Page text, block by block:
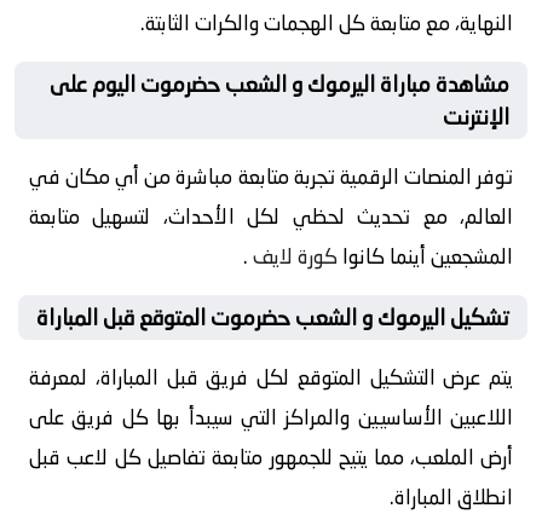
النهاية، مع متابعة كل الهجمات والكرات الثابتة.
مشاهدة مباراة اليرموك و الشعب حضرموت اليوم على
الإنترنت
توفر المنصات الرقمية تجربة متابعة مباشرة من أي مكان في
العالم، مع تحديث لحظي لكل الأحداث، لتسهيل متابعة
المشجعين أينما كانواكورة لايف.
تشكيل اليرموك و الشعب حضرموت المتوقع قبل المباراة
يتم عرض التشكيل المتوقع لكل فريق قبل المباراة، لمعرفة
اللاعبين الأساسيين والمراكز التي سيبدأ بها كل فريق على
أرض الملعب، مما يتيح للجمهور متابعة تفاصيل كل لاعب قبل
انطلاق المباراة.